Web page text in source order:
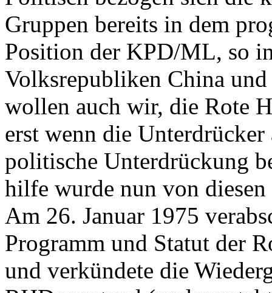
Gruppen bereits in dem
Position der KPD/ML, so
Volksrepubliken China
wollen auch wir, die Rote
erst wenn die
politische Unterdrückung
hilfe wurde nun von diesen
Am 26. Januar 1975
Programm und Statut der
und verkündete die